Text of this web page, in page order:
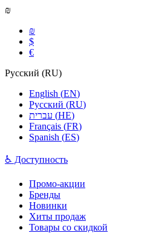
₪
₪
$
€
Русский (RU)
English (EN)
Русский (RU)
(HE)
Français (FR)
Spanish (ES)
♿ Доступность
Промо-акции
Бренды
Новинки
Хиты продаж
Товары со скидкой